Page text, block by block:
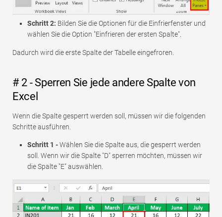
Schritt 2: Bilden Sie die Optionen für die Einfrierfenster und
wählen Sie die Option "Einfrieren der ersten Spalte".
Dadurch wird die erste Spalte der Tabelle eingefroren.
# 2 - Sperren Sie jede andere Spalte von
Excel
Wenn die Spalte gesperrt werden soll, müssen wir die folgenden
Schritte ausführen.
Schritt 1 -Wählen Sie die Spalte aus, die gesperrt werden
soll. Wenn wir die Spalte "D" sperren möchten, müssen wir
die Spalte "E" auswählen.